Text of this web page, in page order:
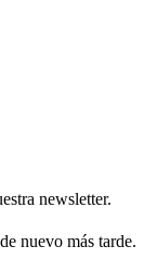
newsletter.
nuevo más tarde.